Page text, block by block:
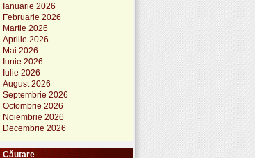
Ianuarie 2026
Februarie 2026
Martie 2026
Aprilie 2026
Mai 2026
Iunie 2026
Iulie 2026
August 2026
Septembrie 2026
Octombrie 2026
Noiembrie 2026
Decembrie 2026
Căutare